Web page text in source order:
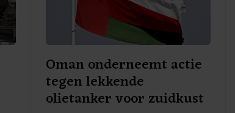
Oman onderneemt actie
tegen lekkende
olietanker voor zuidkust